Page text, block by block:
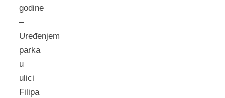
godine
–
Uređenjem
pаrkа
u
ulici
Filipа